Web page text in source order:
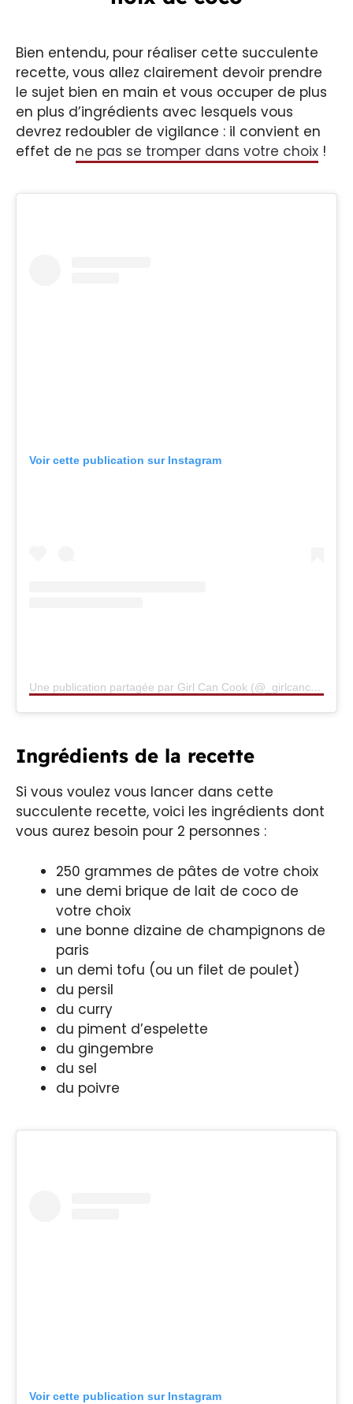
Bien entendu, pour réaliser cette succulente
recette, vous allez clairement devoir prendre
le sujet bien en main et vous occuper de plus
en plus d’ingrédients avec lesquels vous
devrez redoubler de vigilance : il convient en
effet de ne pas se tromper dans votre choix !
Voir cette publication sur Instagram
Une publication partagée par Girl Can Cook (@_girlcancook)
Ingrédients de la recette
Si vous voulez vous lancer dans cette
succulente recette, voici les ingrédients dont
vous aurez besoin pour 2 personnes :
250 grammes de pâtes de votre choix
une demi brique de lait de coco de
votre choix
une bonne dizaine de champignons de
paris
un demi tofu (ou un filet de poulet)
du persil
du curry
du piment d’espelette
du gingembre
du sel
du poivre
Voir cette publication sur Instagram